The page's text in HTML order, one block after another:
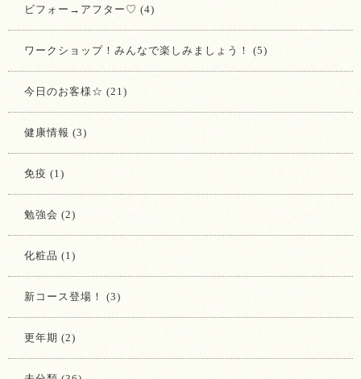
ビフォー→アフター♡ (4)
ワークショップ！みんなで楽しみましょう！ (5)
今日のお客様☆ (21)
健康情報 (3)
免疫 (1)
勉強会 (2)
化粧品 (1)
新コース登場！ (3)
更年期 (2)